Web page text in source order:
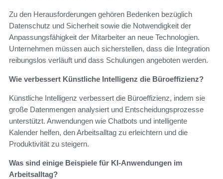
Zu den Herausforderungen gehören Bedenken bezüglich
Datenschutz und Sicherheit sowie die Notwendigkeit der
Anpassungsfähigkeit der Mitarbeiter an neue Technologien.
Unternehmen müssen auch sicherstellen, dass die Integration
reibungslos verläuft und dass Schulungen angeboten werden.
Wie verbessert Künstliche Intelligenz die Büroeffizienz?
Künstliche Intelligenz verbessert die Büroeffizienz, indem sie
große Datenmengen analysiert und Entscheidungsprozesse
unterstützt. Anwendungen wie Chatbots und intelligente
Kalender helfen, den Arbeitsalltag zu erleichtern und die
Produktivität zu steigern.
Was sind einige Beispiele für KI-Anwendungen im
Arbeitsalltag?